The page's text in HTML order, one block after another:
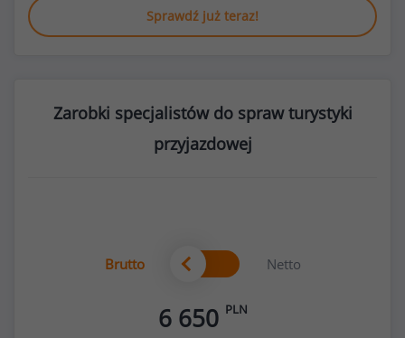
Sprawdź już teraz!
Zarobki specjalistów do spraw turystyki
przyjazdowej
Brutto Netto
6 650 PLN